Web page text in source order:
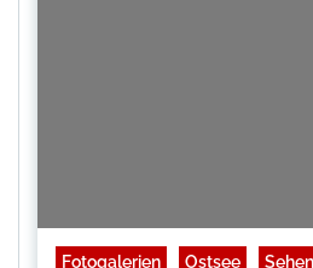
Fotogalerien Ostsee